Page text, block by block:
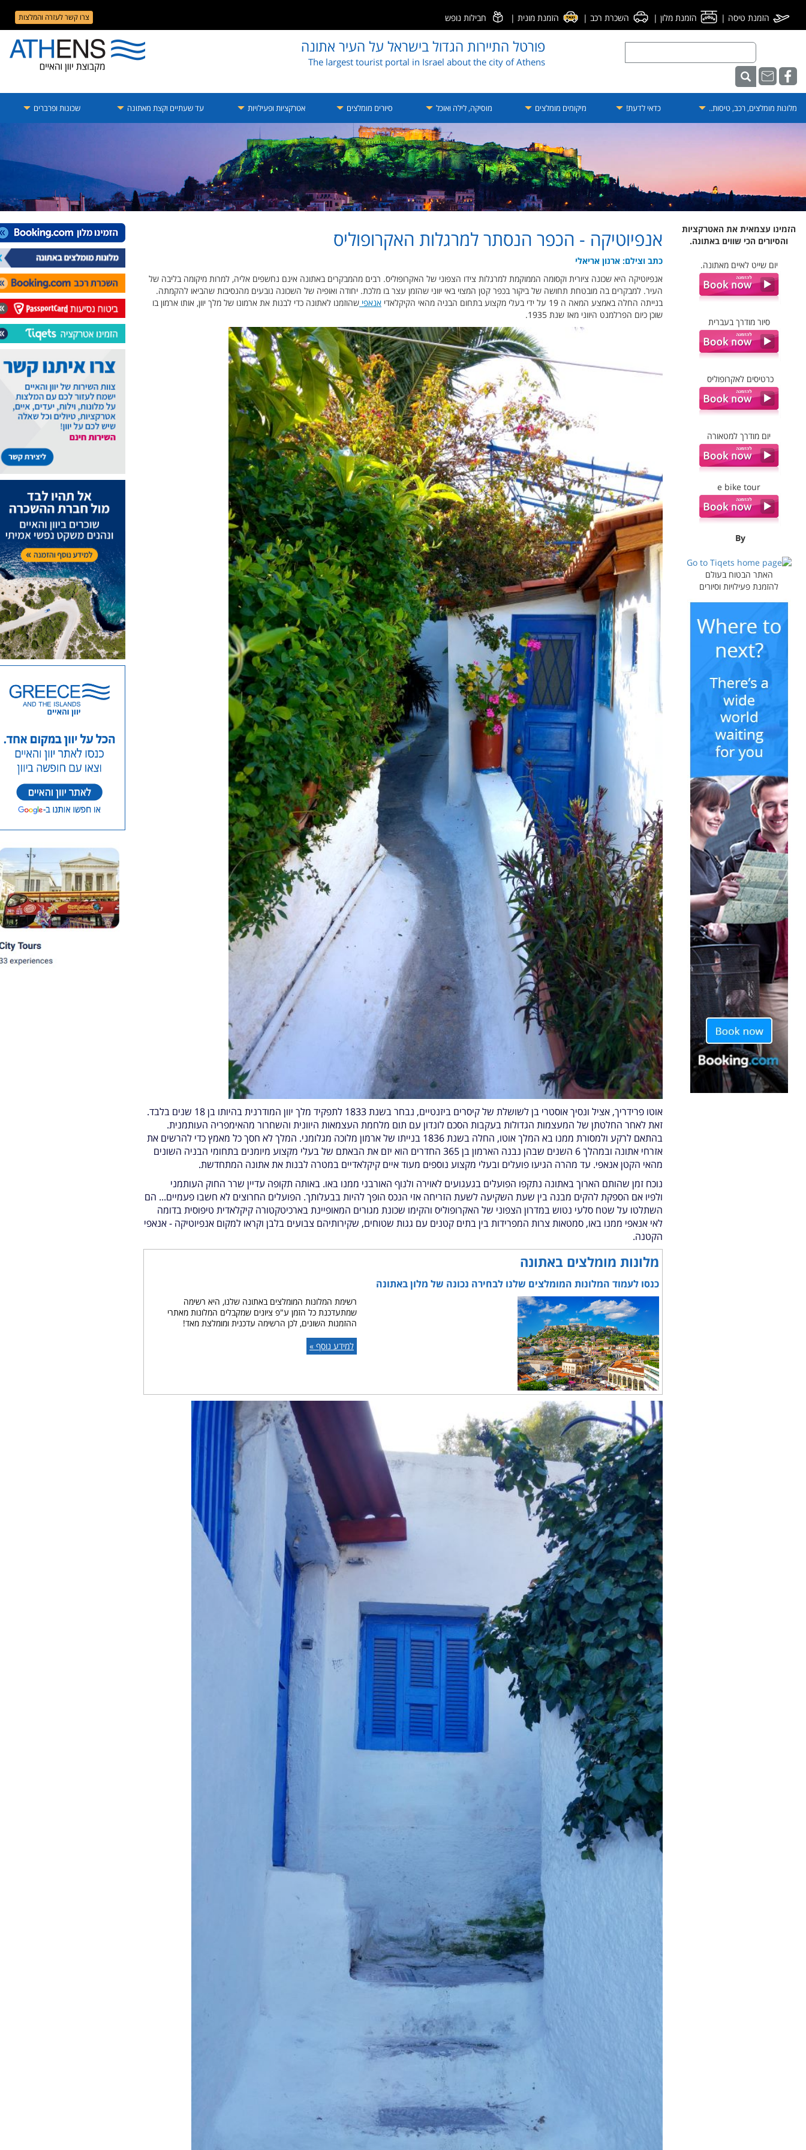
הזמנת טיסה | הזמנת מלון | השכרת רכב | הזמנת מונית | חבילות נופש צרו קשר לעזרה והמלצות
פורטל התיירות הגדול בישראל על העיר אתונה
The largest tourist portal in Israel about the city of Athens
מלונות מומלצים, רכב, טיסות.. כדאי לדעת! מיקומים מומלצים מוסיקה, לילה ואוכל סיורים מומלצים אטרקציות ופעילויות עד שעתיים וקצת מאתונה שכונות ופרברים
הזמינו עצמאית את האטרקציות
והסיורים הכי שווים באתונה.
יום שייט לאיים מאתונה.
סיור מודרך בעברית
כרטיסים לאקרופוליס
יום מודרך למטאורה
e bike tour
By
האתר הבטוח בעולם
להזמנת פעילויות וסיורים
אנפיוטיקה - הכפר הנסתר למרגלות האקרופוליס
כתב וצילם: ארנון אריאלי
אנפיוטיקה היא שכונה ציורית וקסומה הממוקמת למרגלות צידו הצפוני של האקרופוליס. רבים מהמבקרים באתונה אינם נחשפים אליה, למרות מיקומה בליבה של
העיר. למבקרים בה מובטחת תחושה של ביקור בכפר קטן המצוי באי יווני שהזמן עצר בו מלכת. יחודה ואופיה של השכונה נובעים מהנסיבות שהביאו להקמתה.
בנייתה החלה באמצע המאה ה 19 על ידי בעלי מקצוע בתחום הבניה מהאי הקיקלאדי
אנאפי שהוזמנו לאתונה כדי לבנות את ארמונו של מלך יוון, אותו ארמון בו
שוכן כיום הפרלמנט היווני מאז שנת 1935.
אוטו פרידריך, אציל ונסיך אוסטרי בן לשושלת של קיסרים ביזנטיים, נבחר בשנת 1833 לתפקיד מלך יוון המודרנית בהיותו בן 18 שנים בלבד.
זאת לאחר החלטתן של המעצמות הגדולות בעקבות הסכם לונדון עם תום מלחמת העצמאות היוונית והשחרור מהאימפריה העותמנית.
בהתאם לרקע ולמסורת ממנו בא המלך אוטו, החלה בשנת 1836 בנייתו של ארמון מלוכה מגלומני. המלך לא חסך כל מאמץ כדי להרשים את
אזרחי אתונה ובמהלך 6 השנים שבהן נבנה הארמון בן 365 החדרים הוא יזם את הבאתם של בעלי מקצוע מיומנים בתחומי הבניה השונים
מהאי הקטן אנאפי. עד מהרה הגיעו פועלים ובעלי מקצוע נוספים מעוד איים קיקלאדיים במטרה לבנות את אתונה המתחדשת.
נוכח זמן שהותם הארוך באתונה נתקפו הפועלים בגעגועים לאוירה ולנוף האורבני ממנו באו. באותה תקופה עדיין שרר החוק העותמני
ולפיו אם הספקת להקים מבנה בין שעת השקיעה לשעת הזריחה אזי הנכס הופך להיות בבעלותך. הפועלים החרוצים לא חשבו פעמיים... הם
השתלטו על שטח סלעי נטוש במדרון הצפוני של האקרופוליס והקימו שכונת מגורים המאופיינת בארכיטקטורה קיקלאדית טיפוסית בדומה
לאי אנאפי ממנו באו, סמטאות צרות המפרידות בין בתים קטנים עם גגות שטוחים, שקירותיהם צבועים בלבן וקראו למקום אנפיוטיקה - אנאפי
הקטנה.
מלונות מומלצים באתונה
כנסו לעמוד המלונות המומלצים שלנו לבחירה נכונה של מלון באתונה
רשימת המלונות המומלצים באתונה שלנו, היא רשימה
שמתעדכנת כל הזמן ע"פ ציונים שמקבלים המלונות מאתרי
ההזמנות השונים, לכן הרשימה עדכנית ומומלצת מאד!
למידע נוסף »